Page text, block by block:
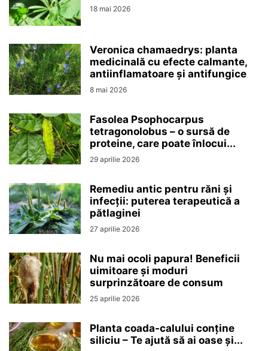
18 mai 2026
Veronica chamaedrys: planta
medicinală cu efecte calmante,
antiinflamatoare și antifungice
8 mai 2026
Fasolea Psophocarpus
tetragonolobus – o sursă de
proteine, care poate înlocui...
29 aprilie 2026
Remediu antic pentru răni și
infecții: puterea terapeutică a
pătlaginei
27 aprilie 2026
Nu mai ocoli papura! Beneficii
uimitoare și moduri
surprinzătoare de consum
25 aprilie 2026
Planta coada-calului conține
siliciu – Te ajută să ai oase și...